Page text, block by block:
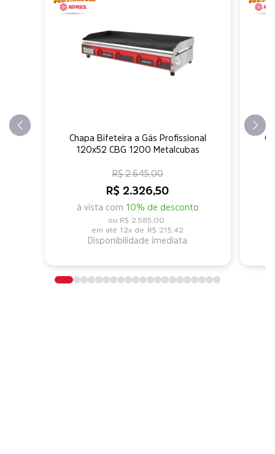
Chapa Bifeteira a Gás Profissional
120x52 CBG 1200 Metalcubas
R$ 2.326,50
à vista com 10% de desconto
R$ 2.645,00
R$ 2.585,00
12x de R$ 215,42
Disponibilidade imediata